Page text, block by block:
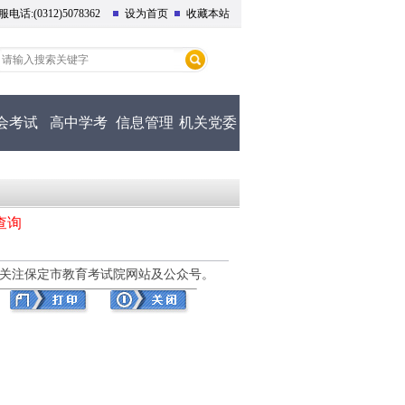
电话:(0312)5078362 设为首页 收藏本站
考试 高中学考 信息管理 机关党委
询
注保定市教育考试院网站及公众号。